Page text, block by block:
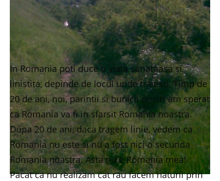
In Romania poti duce o viata sanatoasa si
linistita, depinde de locul unde traiesti. Timp de
20 de ani, noi, parintii si bunicii nostri am sperat
ca Romania va fi in sfarsit Romania noastra.
Dupa 20 de ani, daca tragem linie, vedem ca
Romania nu este si nu a fost nici o secunda
Romania noastra. Asta nu e Romania mea!
Pacat ca nu realizam cat rau facem naturii prin